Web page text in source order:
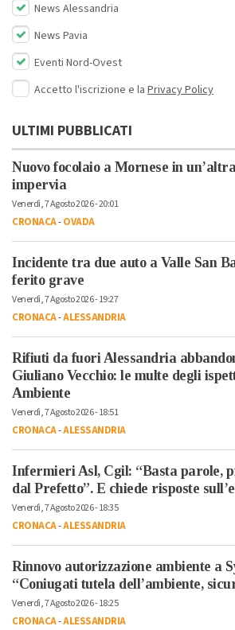
News Alessandria
News Pavia
Eventi Nord-Ovest
Accetto l'iscrizione e la Privacy Policy
ULTIMI PUBBLICATI
Nuovo focolaio a Mornese in
impervia
Venerdì, 7 Agosto 2026 - 20:01
CRONACA-OVADA
Incidente tra due auto a Valle San
ferito grave
Venerdì, 7 Agosto 2026 - 19:27
CRONACA-ALESSANDRIA
Rifiuti da fuori Alessandria
Giuliano Vecchio: le multe degli
Ambiente
Venerdì, 7 Agosto 2026 - 18:51
CRONACA-ALESSANDRIA
Infermieri Asl, Cgil: “Basta parole,
dal Prefetto”. E chiede risposte
Venerdì, 7 Agosto 2026 - 18:35
CRONACA-ALESSANDRIA
Rinnovo autorizzazione ambiente a
“Coniugati tutela dell’ambiente,
Venerdì, 7 Agosto 2026 - 18:25
CRONACA-ALESSANDRIA